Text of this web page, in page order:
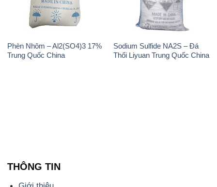
Phèn Nhôm – Al2(SO4)3 17%
Trung Quốc China
Sodium Sulfide NA2S – Đá
Thối Liyuan Trung Quốc China
THÔNG TIN